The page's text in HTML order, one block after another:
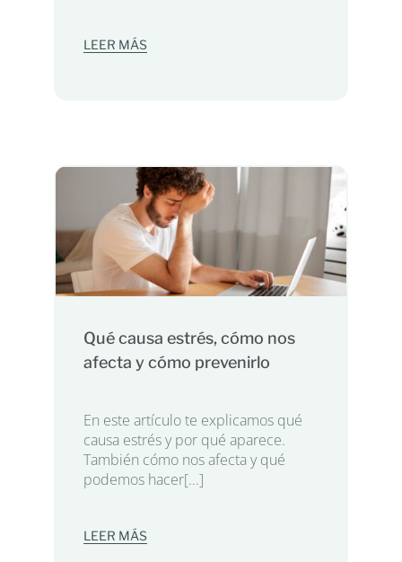
LEER MÁS
Qué causa estrés, cómo nos
afecta y cómo prevenirlo
En este artículo te explicamos qué
causa estrés y por qué aparece.
También cómo nos afecta y qué
podemos hacer[...]
LEER MÁS